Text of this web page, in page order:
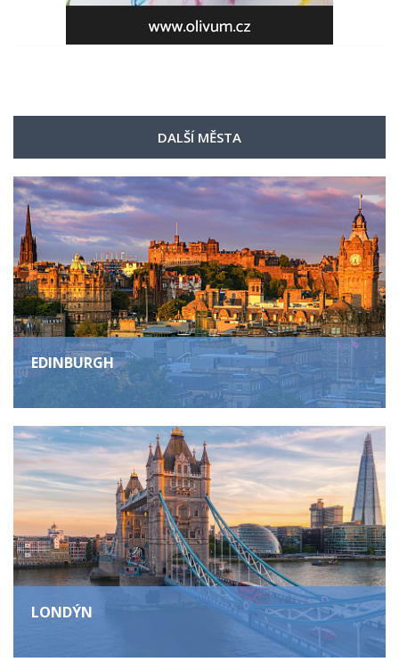
DALŠÍ MĚSTA
EDINBURGH
LONDÝN